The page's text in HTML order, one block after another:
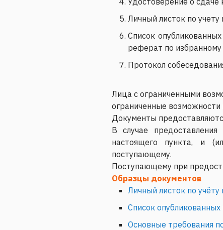
Личный листок по
Список
реферат по
Протокол
Лица с ограниченными
ограниченные возможности
Документы
В случае
настоящего пункта, и
поступающему.
Поступающему при
Образцы документов
Личный листок по учёту
Список
Основные требования